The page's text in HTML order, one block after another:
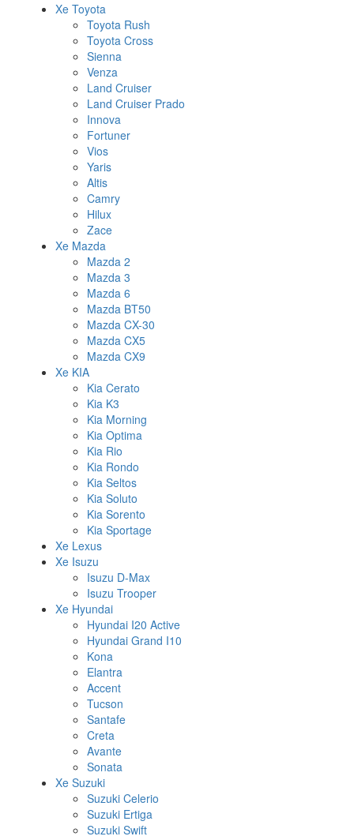
Xe Toyota
Toyota Rush
Toyota Cross
Sienna
Venza
Land Cruiser
Land Cruiser Prado
Innova
Fortuner
Vios
Yaris
Altis
Camry
Hilux
Zace
Xe Mazda
Mazda 2
Mazda 3
Mazda 6
Mazda BT50
Mazda CX-30
Mazda CX5
Mazda CX9
Xe KIA
Kia Cerato
Kia K3
Kia Morning
Kia Optima
Kia Rio
Kia Rondo
Kia Seltos
Kia Soluto
Kia Sorento
Kia Sportage
Xe Lexus
Xe Isuzu
Isuzu D-Max
Isuzu Trooper
Xe Hyundai
Hyundai I20 Active
Hyundai Grand I10
Kona
Elantra
Accent
Tucson
Santafe
Creta
Avante
Sonata
Xe Suzuki
Suzuki Celerio
Suzuki Ertiga
Suzuki Swift